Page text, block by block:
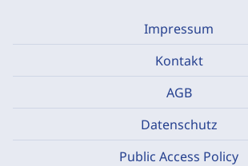
Impressum
Kontakt
AGB
Datenschutz
Public Access Policy